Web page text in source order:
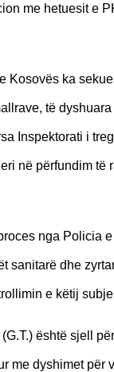
me hetuesit e
Kosovës ka
të dyshuara
Inspektorati i
në përfundim të
nga Policia
sanitarë dhe
e këtij
është sjell
me dyshimet për